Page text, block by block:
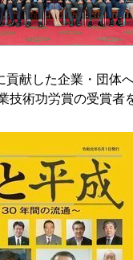
献した企業・団体へ
技術功労賞の受賞者